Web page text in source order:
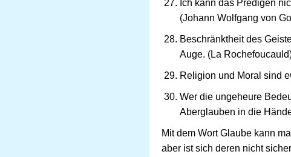
Ich kann das Predigen
(Johann Wolfgang von
Beschränktheit des
Auge. (La
Religion und Moral sind
Wer die ungeheure
Aberglauben in die
Mit dem Wort Glaube kann
aber ist sich deren nicht